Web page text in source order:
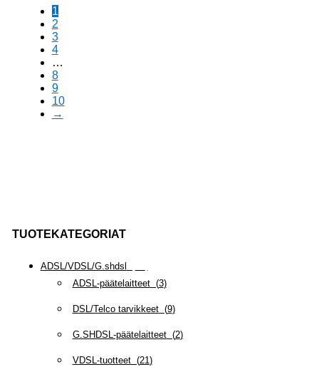
TUOTEKATEGORIAT
ADSL/VDSL/G.shdsl
ADSL-päätelaitteet(3)
DSL/Telco tarvikkeet(9)
G.SHDSL-päätelaitteet(2)
VDSL-tuotteet(21)
1
2
3
4
…
8
9
10
→